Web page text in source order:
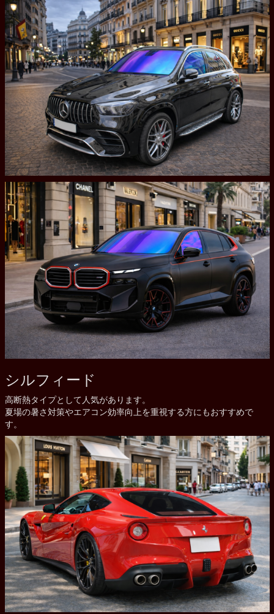
シルフィード
高断熱タイプとして人気があります。
夏場の暑さ対策やエアコン効率向上を重視する方にもおすすめで
す。